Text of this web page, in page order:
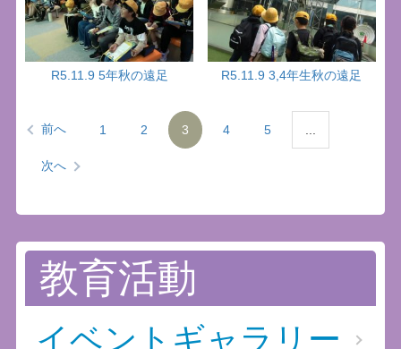
R5.11.9 5年秋の遠足 R5.11.9 3,4年生秋の遠足
前へ 1 2 3 4 5
次へ
教育活動
イベントギャラリー